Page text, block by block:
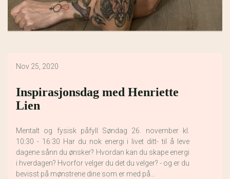
Nov 25, 2020
Inspirasjonsdag med Henriette
Lien
Mentalt og fysisk påfyll Søndag 26. november kl.
10:30 - 16:30 Har du nok energi i livet ditt- til å leve
dagene sånn du ønsker? Hvordan kan du skape energi
i hverdagen? Hvorfor velger du det du velger? - og er du
bevisst på mønstrene dine som er med på…